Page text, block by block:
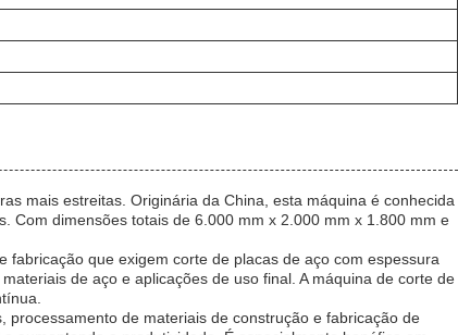
mais estreitas. Originária da China, esta máquina é conhecida
Com dimensões totais de 6.000 mm x 2.000 mm x 1.800 mm e
que exigem corte de placas de aço com espessura
de aço e aplicações de uso final. A máquina de corte de
de materiais de construção e fabricação de